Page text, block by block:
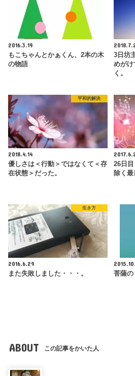
2016.3.19
もこちゃんとかぁくん、2本の木
の物語
3日坊
めがけ
く。
平和的解決
2018.4.14
優しさは＜行動＞ではなくて＜存
在状態＞だった。
26日
除く
生き方
2016.6.29
また失敗しました・・・。
菩薩の
ABOUT この記事をかいた人